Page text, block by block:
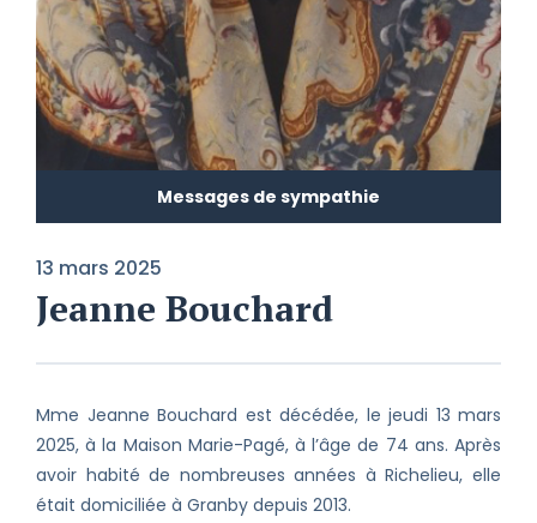
Messages de sympathie
13 mars 2025
Jeanne Bouchard
Mme Jeanne Bouchard est décédée, le jeudi 13 mars
2025, à la Maison Marie-Pagé, à l’âge de 74 ans. Après
avoir habité de nombreuses années à Richelieu, elle
était domiciliée à Granby depuis 2013.